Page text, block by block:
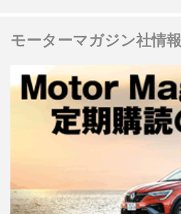
モーターマガジン社情報